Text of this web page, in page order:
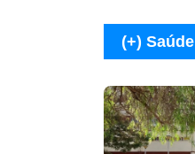
(+) Saúde